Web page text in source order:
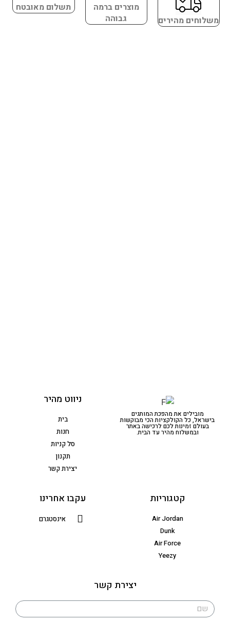
משלוחים מהירים
מוצרים ברמה
גבוהה
תשלום מאובטח
מובילים את מהפכת המותגים
בישראל, כל הקולקציות הכי מבוקשות
בעולם זמינות לכם לרכישה באתר
ובמשלוח מהיר עד הבית.
ניווט מהיר
בית
חנות
סל קניות
תקנון
יצירת קשר
קטגוריות
Air Jordan
Dunk
Air Force
Yeezy
עקבו אחרינו
אינסטגרם
יצירת קשר